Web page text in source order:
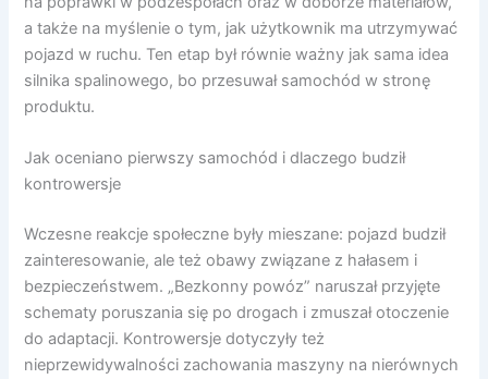
a także na myślenie o tym, jak użytkownik ma utrzymywać
pojazd w ruchu. Ten etap był równie ważny jak sama idea
silnika spalinowego, bo przesuwał samochód w stronę
produktu.
Jak oceniano pierwszy samochód i dlaczego budził
kontrowersje
Wczesne reakcje społeczne były mieszane: pojazd budził
zainteresowanie, ale też obawy związane z hałasem i
bezpieczeństwem. „Bezkonny powóz” naruszał przyjęte
schematy poruszania się po drogach i zmuszał otoczenie
do adaptacji. Kontrowersje dotyczyły też
nieprzewidywalności zachowania maszyny na nierównych